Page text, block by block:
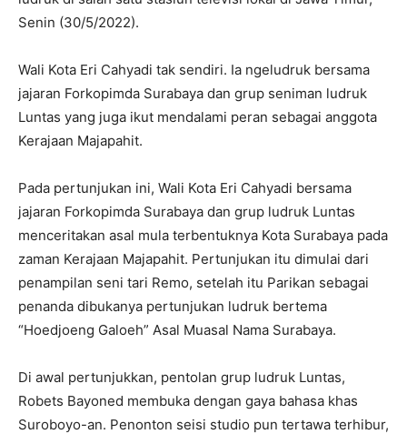
Senin (30/5/2022).
Wali Kota Eri Cahyadi tak sendiri. Ia ngeludruk bersama
jajaran Forkopimda Surabaya dan grup seniman ludruk
Luntas yang juga ikut mendalami peran sebagai anggota
Kerajaan Majapahit.
Pada pertunjukan ini, Wali Kota Eri Cahyadi bersama
jajaran Forkopimda Surabaya dan grup ludruk Luntas
menceritakan asal mula terbentuknya Kota Surabaya pada
zaman Kerajaan Majapahit. Pertunjukan itu dimulai dari
penampilan seni tari Remo, setelah itu Parikan sebagai
penanda dibukanya pertunjukan ludruk bertema
“Hoedjoeng Galoeh” Asal Muasal Nama Surabaya.
Di awal pertunjukkan, pentolan grup ludruk Luntas,
Robets Bayoned membuka dengan gaya bahasa khas
Suroboyo-an. Penonton seisi studio pun tertawa terhibur,